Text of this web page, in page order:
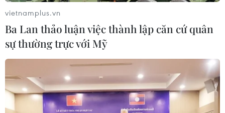
vietnamplus.vn
Ba Lan thảo luận việc thành lập căn cứ quân
sự thường trực với Mỹ